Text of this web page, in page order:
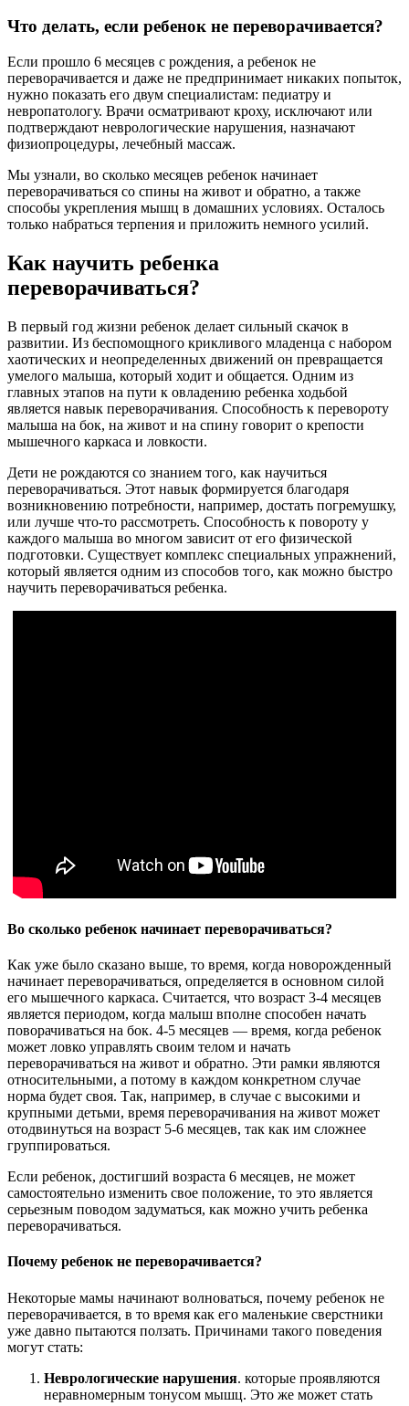
Что делать, если ребенок не переворачивается?
Если прошло 6 месяцев с рождения, а ребенок не
переворачивается и даже не предпринимает никаких попыток,
нужно показать его двум специалистам: педиатру и
невропатологу. Врачи осматривают кроху, исключают или
подтверждают неврологические нарушения, назначают
физиопроцедуры, лечебный массаж.
Мы узнали, во сколько месяцев ребенок начинает
переворачиваться со спины на живот и обратно, а также
способы укрепления мышц в домашних условиях. Осталось
только набраться терпения и приложить немного усилий.
Как научить ребенка
переворачиваться?
В первый год жизни ребенок делает сильный скачок в
развитии. Из беспомощного крикливого младенца с набором
хаотических и неопределенных движений он превращается
умелого малыша, который ходит и общается. Одним из
главных этапов на пути к овладению ребенка ходьбой
является навык переворачивания. Способность к перевороту
малыша на бок, на живот и на спину говорит о крепости
мышечного каркаса и ловкости.
Дети не рождаются со знанием того, как научиться
переворачиваться. Этот навык формируется благодаря
возникновению потребности, например, достать погремушку,
или лучше что-то рассмотреть. Способность к повороту у
каждого малыша во многом зависит от его физической
подготовки. Существует комплекс специальных упражнений,
который является одним из способов того, как можно быстро
научить переворачиваться ребенка.
Во сколько ребенок начинает переворачиваться?
Как уже было сказано выше, то время, когда новорожденный
начинает переворачиваться, определяется в основном силой
его мышечного каркаса. Считается, что возраст 3-4 месяцев
является периодом, когда малыш вполне способен начать
поворачиваться на бок. 4-5 месяцев — время, когда ребенок
может ловко управлять своим телом и начать
переворачиваться на живот и обратно. Эти рамки являются
относительными, а потому в каждом конкретном случае
норма будет своя. Так, например, в случае с высокими и
крупными детьми, время переворачивания на живот может
отодвинуться на возраст 5-6 месяцев, так как им сложнее
группироваться.
Если ребенок, достигший возраста 6 месяцев, не может
самостоятельно изменить свое положение, то это является
серьезным поводом задуматься, как можно учить ребенка
переворачиваться.
Почему ребенок не переворачивается?
Некоторые мамы начинают волноваться, почему ребенок не
переворачивается, в то время как его маленькие сверстники
уже давно пытаются ползать. Причинами такого поведения
могут стать:
Неврологические нарушения. которые проявляются
неравномерным тонусом мышц. Это же может стать